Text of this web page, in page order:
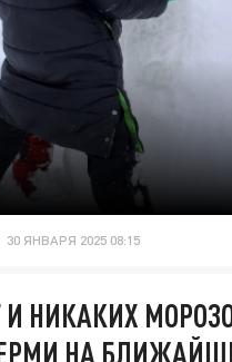
30 ЯНВАРЯ 2025 08:15
И НИКАКИХ
НА